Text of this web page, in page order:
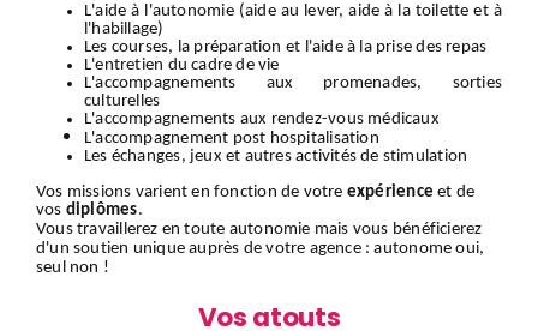
L'aide à l'autonomie (aide au lever, aide à la toilette et à
l'habillage)
Les courses, la préparation et l'aide à la prise des repas
L'entretien du cadre de vie
L'accompagnements aux promenades, sorties
culturelles
L'accompagnements aux rendez-vous médicaux
L'accompagnement post hospitalisation
Les échanges, jeux et autres activités de stimulation
Vos missions varient en fonction de votre expérience et de
vos diplômes.
Vous travaillerez en toute autonomie mais vous bénéficierez
d'un soutien unique auprès de votre agence : autonome oui,
seul non !
Vos atouts